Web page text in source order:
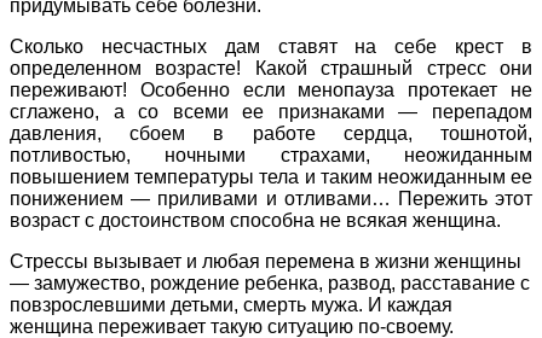
придумывать себе болезни.
Сколько несчастных дам ставят на себе крест в
определенном возрасте! Какой страшный стресс они
переживают! Особенно если менопауза протекает не
сглажено, а со всеми ее признаками — перепадом
давления, сбоем в работе сердца, тошнотой,
потливостью, ночными страхами, неожиданным
повышением температуры тела и таким неожиданным ее
понижением — приливами и отливами… Пережить этот
возраст с достоинством способна не всякая женщина.
Стрессы вызывает и любая перемена в жизни женщины
— замужество, рождение ребенка, развод, расставание с
повзрослевшими детьми, смерть мужа. И каждая
женщина переживает такую ситуацию по-своему.